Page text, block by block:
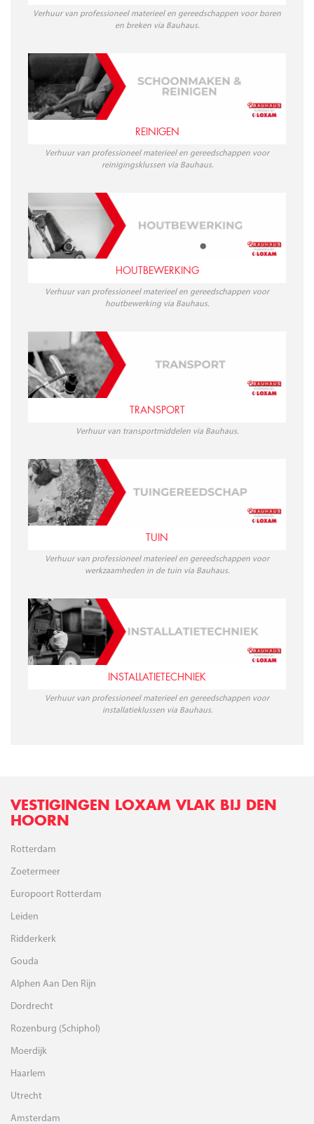
Verhuur van professioneel materieel en gereedschappen voor boren
en breken via Bauhaus.
REINIGEN
Verhuur van professioneel materieel en gereedschappen voor
reinigingsklussen via Bauhaus.
HOUTBEWERKING
Verhuur van professioneel materieel en gereedschappen voor
houtbewerking via Bauhaus.
TRANSPORT
Verhuur van transportmiddelen via Bauhaus.
TUIN
Verhuur van professioneel materieel en gereedschappen voor
werkzaamheden in de tuin via Bauhaus.
INSTALLATIETECHNIEK
Verhuur van professioneel materieel en gereedschappen voor
installatieklussen via Bauhaus.
VESTIGINGEN LOXAM VLAK BIJ DEN
HOORN
Rotterdam
Zoetermeer
Europoort Rotterdam
Leiden
Ridderkerk
Gouda
Alphen Aan Den Rijn
Dordrecht
Rozenburg (Schiphol)
Moerdijk
Haarlem
Utrecht
Amsterdam